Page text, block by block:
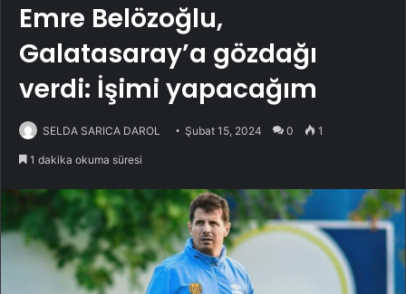
Emre Belözoğlu,
Galatasaray’a gözdağı
verdi: İşimi yapacağım
SELDA SARICA DAROL Şubat 15, 2024 0 1
1 dakika okuma süresi